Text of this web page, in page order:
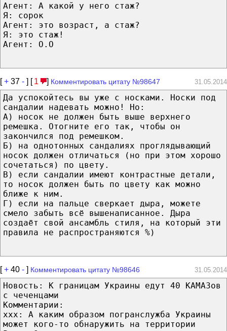
Агент: А какой у него стаж?
Я: сорок
Агент: это возраст, а стаж?
Я: это стаж!
Агент: O.O
[+ 37 - ] [ 1 ] Комментировать цитату №98647 31.05.2014
Да успокойтесь вы уже с носками. Носки под
сандалии надевать можно! Но:
А) носок не должен быть выше верхнего
ремешка. Отогните его так, чтобы он
закончился под ремешком.
Б) на однотонных сандалиях проглядывающий
носок должен отличаться (но при этом хорошо
сочетаться) по цвету.
В) если сандалии имеют контрастные детали,
то носок должен быть по цвету как можно
ближе к ним.
Г) если на пальце сверкает дыра, можете
смело забыть всё вышенаписанное. Дыра
создаёт свой ансамбль стиля, на который эти
правила не распространяются %)
[+ 40 - ] Комментировать цитату №98646 31.05.2014
Новость: К границам Украины едут 40 КАМАЗов
с чеченцами
Комментарии:
xxx: А каким образом погранслужба Украины
может кого-то обнаружить на территории